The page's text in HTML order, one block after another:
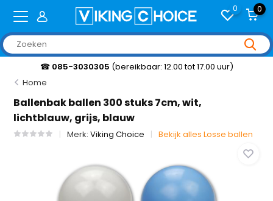
0 0
☎ 085-3030305 (bereikbaar: 12.00 tot 17.00 uur)
Home
Ballenbak ballen 300 stuks 7cm, wit,
lichtblauw, grijs, blauw
Merk:Viking Choice Bekijk alles Losse ballen